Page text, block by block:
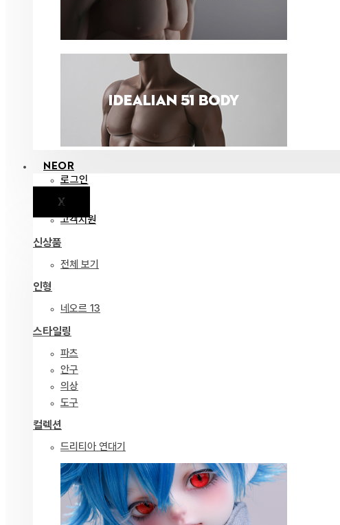
NEOR
로그인
X공지
고객지원
신상품
전체 보기
인형
네오르 13
스타일링
파츠
안구
의상
도구
컬렉션
드리티아 연대기